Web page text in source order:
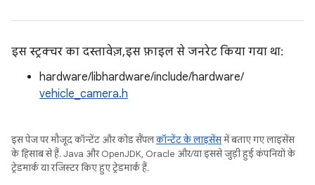
इस स्ट्रक्चर का दस्तावेज़, इस फ़ाइल से जनरेट किया गया था:
hardware/libhardware/include/hardware/
vehicle_camera.h
इस पेज पर मौजूद कॉन्टेंट और कोड सैंपलकॉन्टेंट के लाइसेंसमें बताए गए लाइसेंस
के हिसाब से हैं. Java और OpenJDK, Oracle और/या इससे जुड़ी हुई कंपनियों के
ट्रेडमार्क या रजिस्टर किए हुए ट्रेडमार्क हैं.